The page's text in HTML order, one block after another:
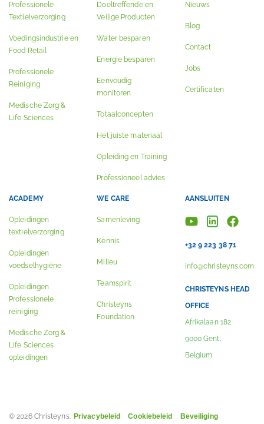
Professionele
Textielverzorging
Voedingsindustrie en
Food Retail
Professionele
Reiniging
Medische Zorg &
Life Sciences
Doeltreffende en
Veilige Producten
Water besparen
Energie besparen
Eenvoudig
monitoren
Totaalconcepten
Het juiste materiaal
Opleiding en Training
Professioneel advies
Nieuws
Blog
Contact
Jobs
Certificaten
ACADEMY
Opleidingen
textielverzorging
Opleidingen
voedselhygiëne
Opleidingen
Professionele
reiniging
Medische Zorg &
Life Sciences
opleidingen
WE CARE
Samenleving
Kennis
Milieu
Teamspirit
Christeyns
Foundation
AANSLUITEN
+32 9 223 38 71
info@christeyns.com
CHRISTEYNS HEAD
OFFICE
Afrikalaan 182
9000 Gent,
Belgium
© 2026 Christeyns. Privacybeleid Cookiebeleid Beveiliging